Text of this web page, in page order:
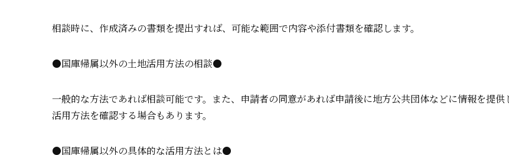
相談時に、作成済みの書類を提出すれば、可能な範囲で内容や添付書類を確認します。
●国庫帰属以外の土地活用方法の相談●
一般的な方法であれば相談可能です。また、申請者の同意があれば申請後に地方公共団体などに情報を提供
活用方法を確認する場合もあります。
●国庫帰属以外の具体的な活用方法とは●